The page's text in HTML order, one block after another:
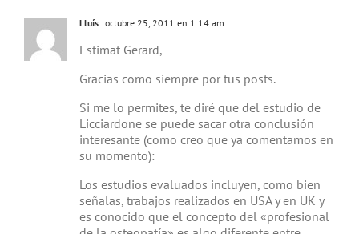
Lluís octubre 25, 2011 en 1:14 am
Estimat Gerard,
Gracias como siempre por tus posts.
Si me lo permites, te diré que del estudio de
Licciardone se puede sacar otra conclusión
interesante (como creo que ya comentamos en
su momento):
Los estudios evaluados incluyen, como bien
señalas, trabajos realizados en USA y en UK y
es conocido que el concepto del «profesional